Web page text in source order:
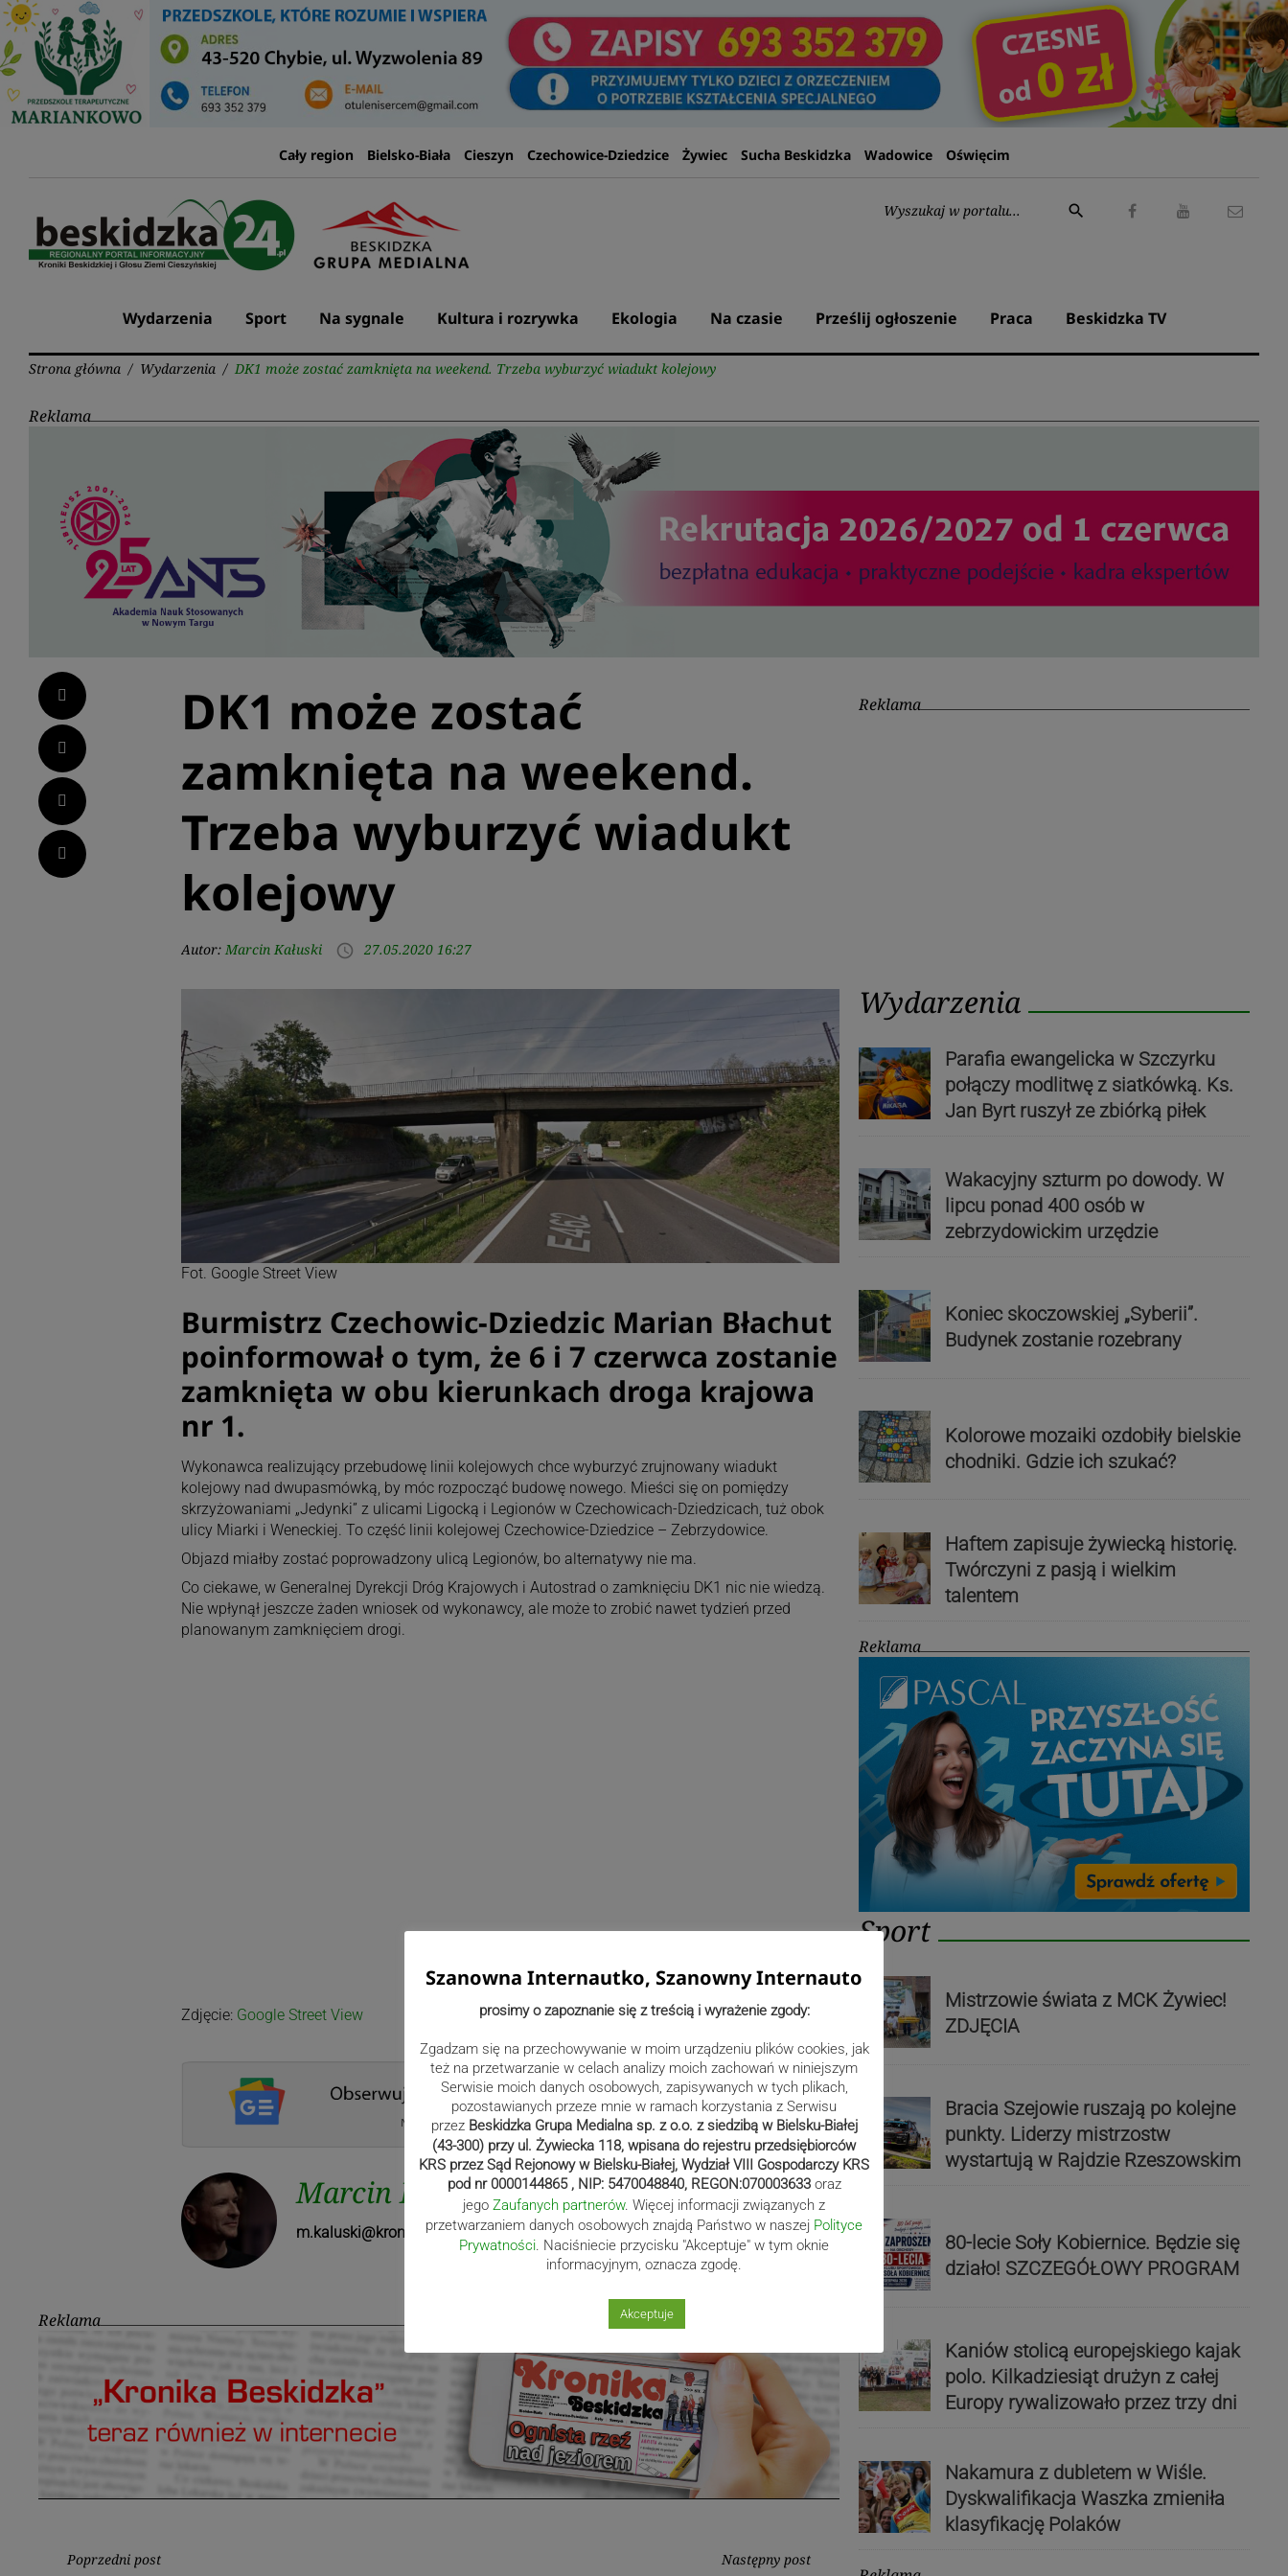
Przejdź
do
treści
Cały region Bielsko-Biała Cieszyn Czechowice-Dziedzice Żywiec Sucha Beskidzka Wadowice Oświęcim
Wyszukaj:
search
Wydarzenia Sport Na sygnale Kultura i rozrywka Ekologia Na czasie Prześlij ogłoszenie Praca Beskidzka TV
Strona główna / Wydarzenia / DK1 może zostać zamknięta na weekend. Trzeba wyburzyć wiadukt kolejowy
Reklama
Facebook
Twitter
LinkedIn
Pinterest
DK1 może zostać
zamknięta na weekend.
Trzeba wyburzyć wiadukt
kolejowy
Autor: Marcin Kałuski access_time 27.05.2020 16:27
Fot. Google Street View
Burmistrz Czechowic-Dziedzic Marian Błachut
poinformował o tym, że 6 i 7 czerwca zostanie
zamknięta w obu kierunkach droga krajowa
nr 1.
Wykonawca realizujący przebudowę linii kolejowych chce wyburzyć zrujnowany wiadukt
kolejowy nad dwupasmówką, by móc rozpocząć budowę nowego. Mieści się on pomiędzy
skrzyżowaniami „Jedynki” z ulicami Ligocką i Legionów w Czechowicach-Dziedzicach, tuż obok
ulicy Miarki i Weneckiej. To część linii kolejowej Czechowice-Dziedzice – Zebrzydowice.
Objazd miałby zostać poprowadzony ulicą Legionów, bo alternatywy nie ma.
Co ciekawe, w Generalnej Dyrekcji Dróg Krajowych i Autostrad o zamknięciu DK1 nic nie wiedzą.
Nie wpłynął jeszcze żaden wniosek od wykonawcy, ale może to zrobić nawet tydzień przed
planowanym zamknięciem drogi.
Zdjęcie: Google Street View
Marcin Kałuski
m.kaluski@kronika.beskidzka.pl
Reklama
Poprzedni post Następny post
Reklama
Wydarzenia
Parafia ewangelicka w Szczyrku
połączy modlitwę z siatkówką. Ks.
Jan Byrt ruszył ze zbiórką piłek
Wakacyjny szturm po dowody. W
lipcu ponad 400 osób w
zebrzydowickim urzędzie
Koniec skoczowskiej „Syberii”.
Budynek zostanie rozebrany
Kolorowe mozaiki ozdobiły bielskie
chodniki. Gdzie ich szukać?
Haftem zapisuje żywiecką historię.
Twórczyni z pasją i wielkim
talentem
Reklama
Sport
Mistrzowie świata z MCK Żywiec!
ZDJĘCIA
Bracia Szejowie ruszają po kolejne
punkty. Liderzy mistrzostw
wystartują w Rajdzie Rzeszowskim
80-lecie Soły Kobiernice. Będzie się
działo! SZCZEGÓŁOWY PROGRAM
Kaniów stolicą europejskiego kajak
polo. Kilkadziesiąt drużyn z całej
Europy rywalizowało przez trzy dni
Nakamura z dubletem w Wiśle.
Dyskwalifikacja Waszka zmieniła
klasyfikację Polaków
Szanowna Internautko, Szanowny Internauto
prosimy o zapoznanie się z treścią i wyrażenie zgody:
Zgadzam się na przechowywanie w moim urządzeniu plików cookies, jak
też na przetwarzanie w celach analizy moich zachowań w niniejszym
Serwisie moich danych osobowych, zapisywanych w tych plikach,
pozostawianych przeze mnie w ramach korzystania z Serwisu
przez Beskidzka Grupa Medialna sp. z o.o. z siedzibą w Bielsku-Białej
(43-300) przy ul. Żywiecka 118, wpisana do rejestru przedsiębiorców
KRS przez Sąd Rejonowy w Bielsku-Białej, Wydział VIII Gospodarczy KRS
pod nr 0000144865 , NIP: 5470048840, REGON:070003633 oraz
jego Zaufanych partnerów. Więcej informacji związanych z
przetwarzaniem danych osobowych znajdą Państwo w naszej Polityce
Prywatności . Naciśniecie przycisku "Akceptuje" w tym oknie
informacyjnym, oznacza zgodę.
Akceptuje